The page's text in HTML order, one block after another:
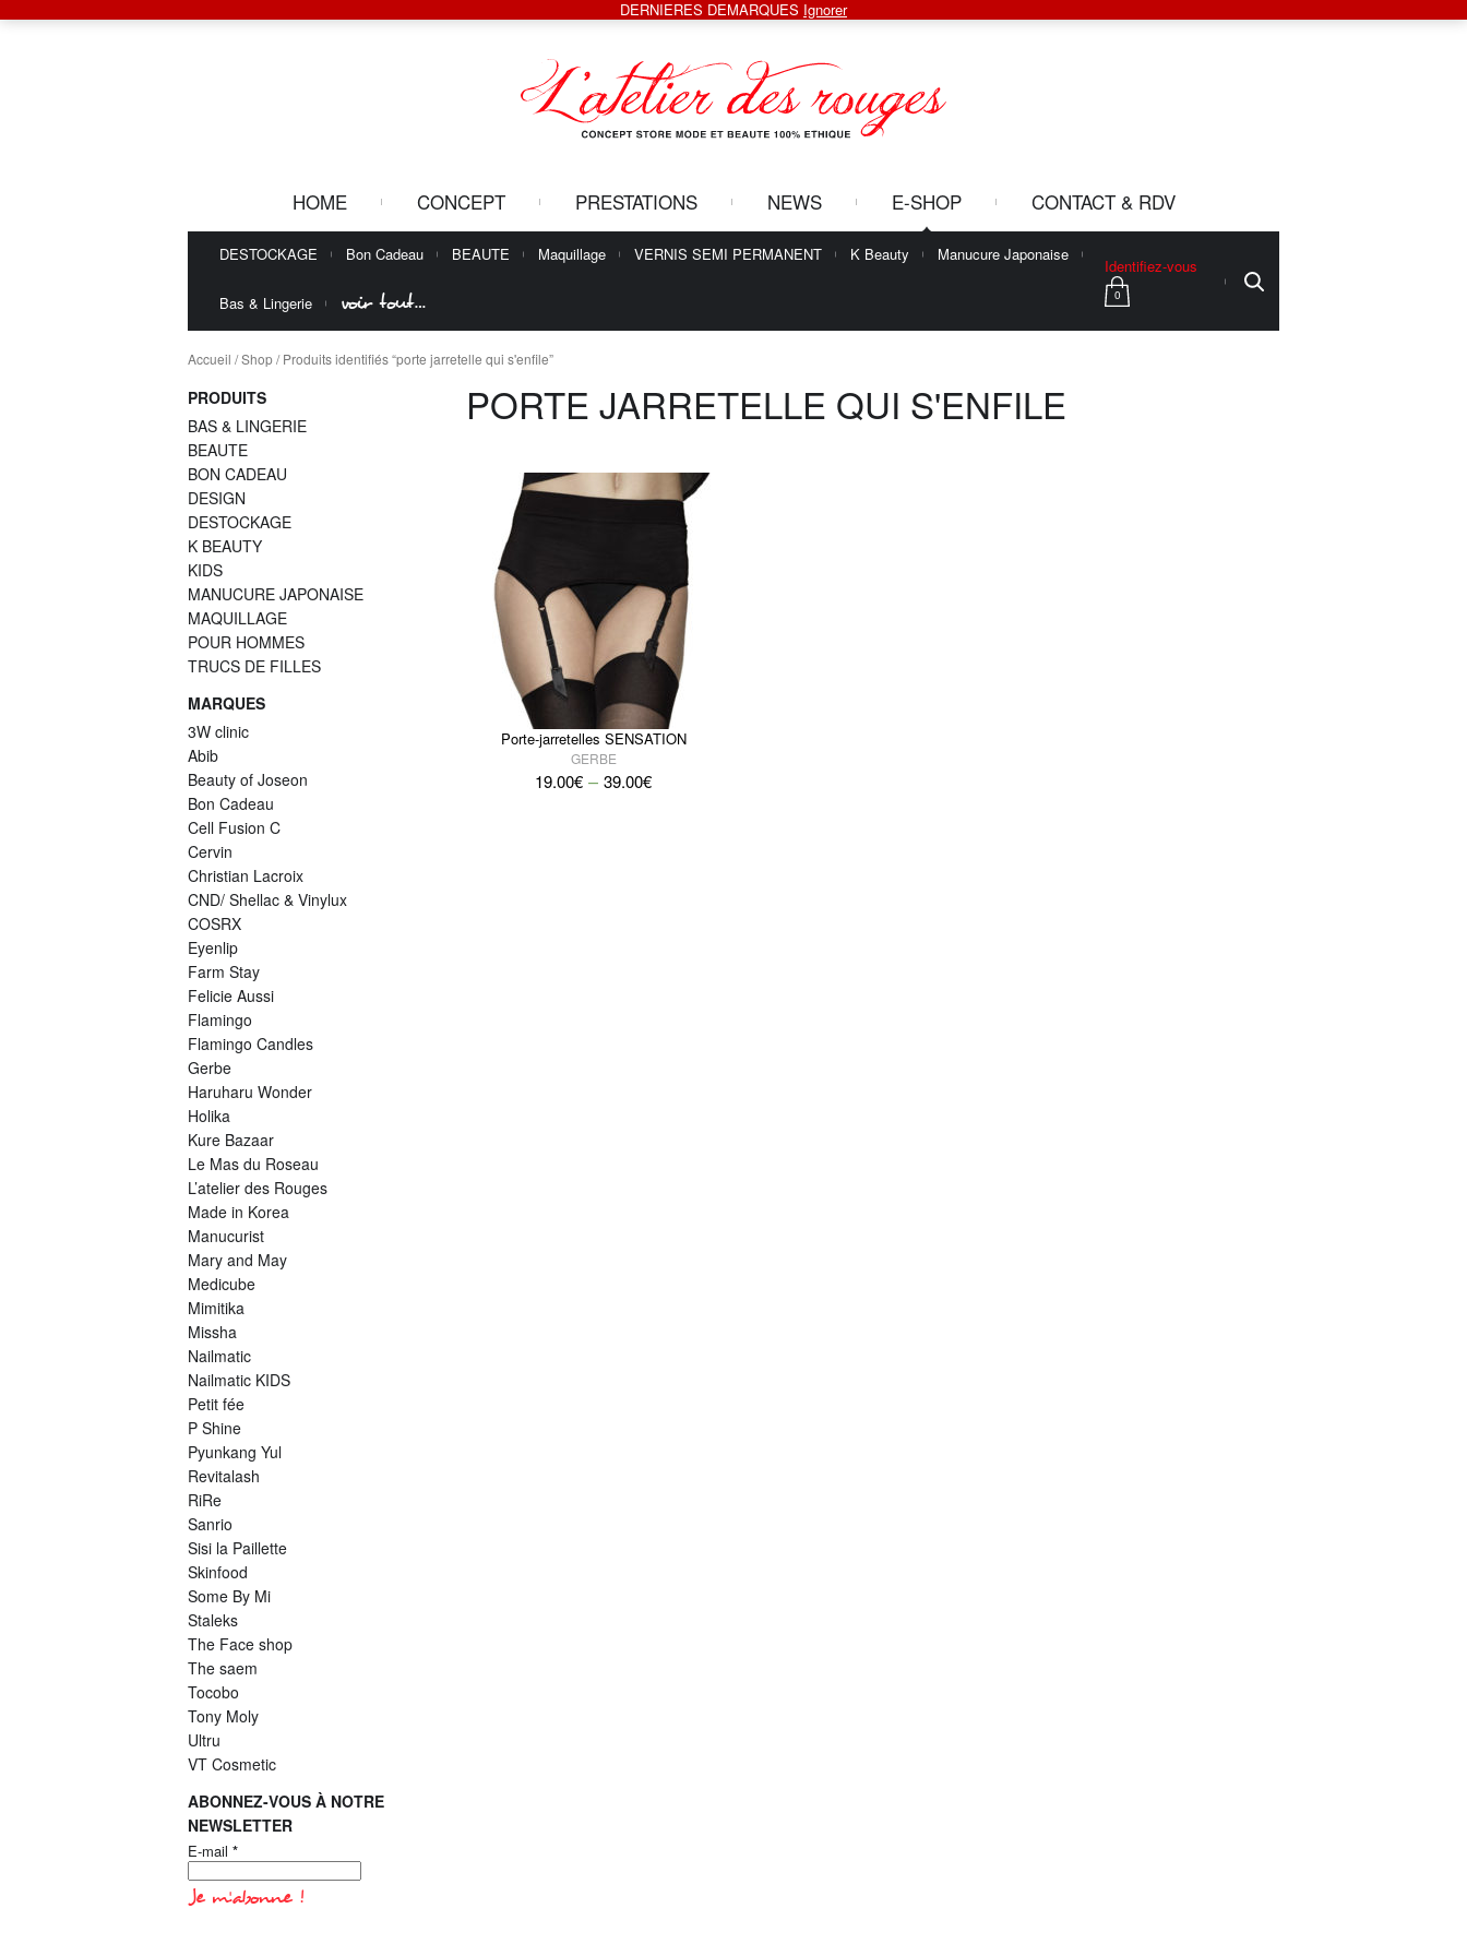
HOME CONCEPT PRESTATIONS NEWS E-SHOP CONTACT & RDV
DESTOCKAGE Bon Cadeau BEAUTE Maquillage VERNIS SEMI PERMANENT K Beauty Manucure Japonaise
Bas & Lingerie voir tout…
Identifiez-vous
0
Accueil /Shop/ Produits identifiés “porte jarretelle qui s'enfile”
PORTE JARRETELLE QUI S'ENFILE
Porte-jarretelles SENSATION
GERBE
19.00€ – 39.00€
PRODUITS
BAS & LINGERIE
BEAUTE
BON CADEAU
DESIGN
DESTOCKAGE
K BEAUTY
KIDS
MANUCURE JAPONAISE
MAQUILLAGE
POUR HOMMES
TRUCS DE FILLES
MARQUES
3W clinic
Abib
Beauty of Joseon
Bon Cadeau
Cell Fusion C
Cervin
Christian Lacroix
CND/ Shellac & Vinylux
COSRX
Eyenlip
Farm Stay
Felicie Aussi
Flamingo
Flamingo Candles
Gerbe
Haruharu Wonder
Holika
Kure Bazaar
Le Mas du Roseau
L’atelier des Rouges
Made in Korea
Manucurist
Mary and May
Medicube
Mimitika
Missha
Nailmatic
Nailmatic KIDS
Petit fée
P Shine
Pyunkang Yul
Revitalash
RiRe
Sanrio
Sisi la Paillette
Skinfood
Some By Mi
Staleks
The Face shop
The saem
Tocobo
Tony Moly
Ultru
VT Cosmetic
ABONNEZ-VOUS À NOTRE
NEWSLETTER
E-mail *
DERNIERES DEMARQUES Ignorer